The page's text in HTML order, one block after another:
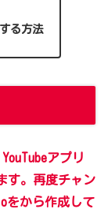
る方法
アプリ
す。再度チャン
をから作成して